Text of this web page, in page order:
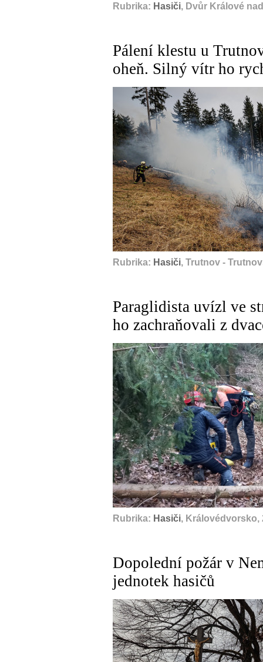
Rubrika: Hasiči, Dvůr Králové
Pálení klestu u
oheň. Silný vítr ho
Rubrika: Hasiči, Trutnov -
Paraglidista uvízl ve
ho zachraňovali z
Rubrika: Hasiči, Královédvorsko,
Dopolední požár v
jednotek hasičů